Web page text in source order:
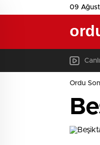
09
Ordu